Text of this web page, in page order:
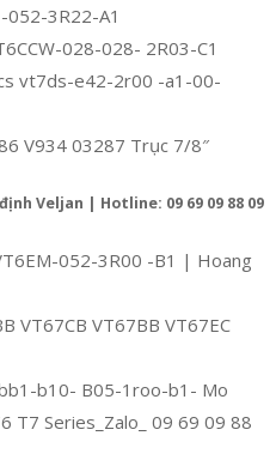
052-3R22-A1
028-028- 2R03-C1
vt7ds-e42-2r00 -a1-00-
V934 03287 Trục 7/8″
Veljan | Hotline: 09 69 09 88 09
052-3R00 -B1 | Hoang
VT67CB VT67BB VT67EC
b10- B05-1roo-b1- Mo
T7 Series_Zalo_ 09 69 09 88